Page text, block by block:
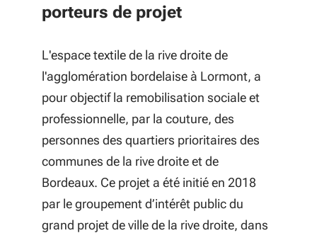
porteurs de projet
L'espace textile de la rive droite de
l'agglomération bordelaise à Lormont, a
pour objectif la remobilisation sociale et
professionnelle, par la couture, des
personnes des quartiers prioritaires des
communes de la rive droite et de
Bordeaux. Ce projet a été initié en 2018
par le groupement d’intérêt public du
grand projet de ville de la rive droite, dans